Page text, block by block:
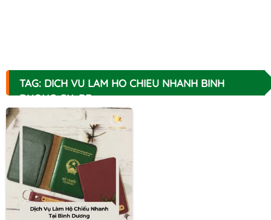
TAG: DICH VU LAM HO CHIEU NHANH BINH
DUONG GIA RE